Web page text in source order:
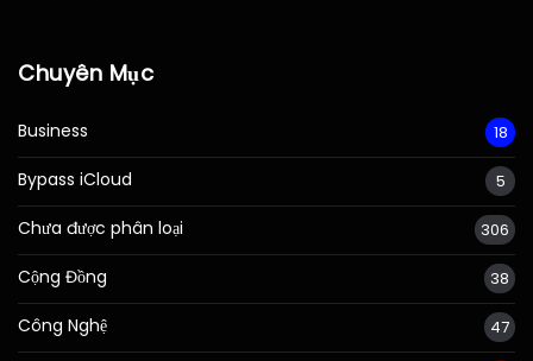
Chuyên Mục
Business 18
Bypass iCloud 5
Chưa được phân loại 306
Cộng Đồng 38
Công Nghệ 47